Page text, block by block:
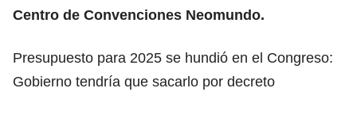
Centro de Convenciones Neomundo.
Presupuesto para 2025 se hundió en el Congreso:
Gobierno tendría que sacarlo por decreto